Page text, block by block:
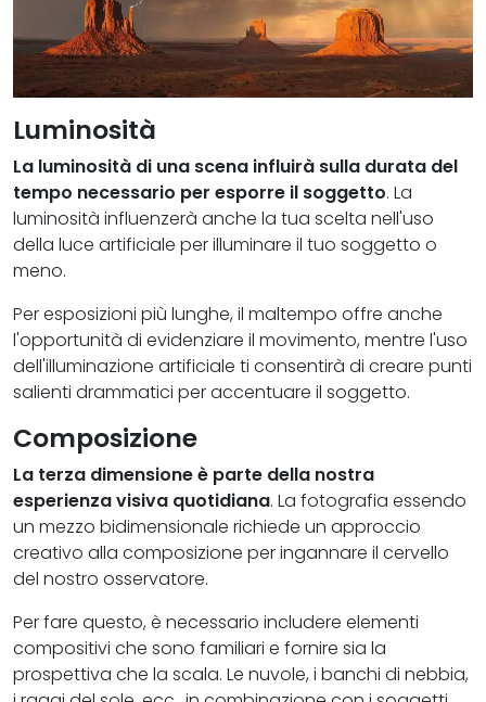
Luminosità
La luminosità di una scena influirà sulla durata del
tempo necessario per esporre il soggetto. La
luminosità influenzerà anche la tua scelta nell'uso
della luce artificiale per illuminare il tuo soggetto o
meno.
Per esposizioni più lunghe, il maltempo offre anche
l'opportunità di evidenziare il movimento, mentre l'uso
dell'illuminazione artificiale ti consentirà di creare punti
salienti drammatici per accentuare il soggetto.
Composizione
La terza dimensione è parte della nostra
esperienza visiva quotidiana. La fotografia essendo
un mezzo bidimensionale richiede un approccio
creativo alla composizione per ingannare il cervello
del nostro osservatore.
Per fare questo, è necessario includere elementi
compositivi che sono familiari e fornire sia la
prospettiva che la scala. Le nuvole, i banchi di nebbia,